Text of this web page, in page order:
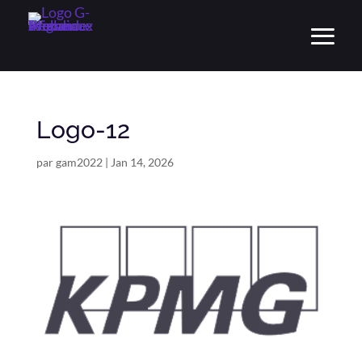
Logo-12
pargam2022 | Jan 14, 2026